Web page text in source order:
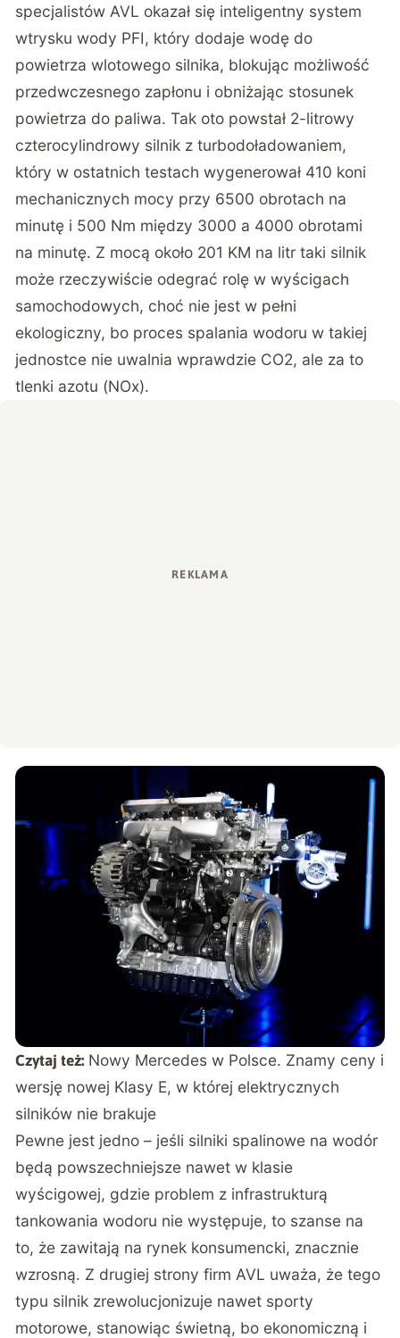
specjalistów AVL okazał się inteligentny system
wtrysku wody PFI, który dodaje wodę do
powietrza wlotowego silnika, blokując możliwość
przedwczesnego zapłonu i obniżając stosunek
powietrza do paliwa. Tak oto powstał 2-litrowy
czterocylindrowy silnik z turbodoładowaniem,
który w ostatnich testach wygenerował 410 koni
mechanicznych mocy przy 6500 obrotach na
minutę i 500 Nm między 3000 a 4000 obrotami
na minutę. Z mocą około 201 KM na litr taki silnik
może rzeczywiście odegrać rolę w wyścigach
samochodowych, choć nie jest w pełni
ekologiczny, bo proces spalania wodoru w takiej
jednostce nie uwalnia wprawdzie CO2, ale za to
tlenki azotu (NOx).
Czytaj też: Nowy Mercedes w Polsce. Znamy ceny i
wersję nowej Klasy E, w której elektrycznych
silników nie brakuje
Pewne jest jedno – jeśli silniki spalinowe na wodór
będą powszechniejsze nawet w klasie
wyścigowej, gdzie problem z infrastrukturą
tankowania wodoru nie występuje, to szanse na
to, że zawitają na rynek konsumencki, znacznie
wzrosną. Z drugiej strony firm AVL uważa, że tego
typu silnik zrewolucjonizuje nawet sporty
motorowe, stanowiąc świetną, bo ekonomiczną i